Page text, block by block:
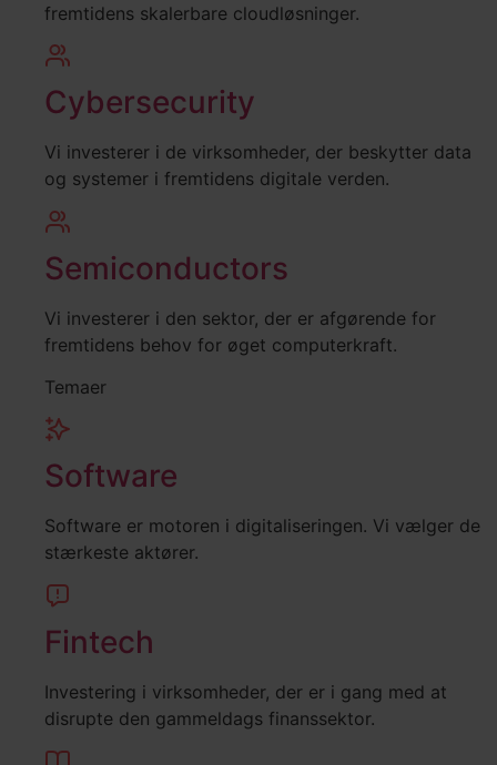
fremtidens skalerbare cloudløsninger.
Cybersecurity
Vi investerer i de virksomheder, der beskytter data
og systemer i fremtidens digitale verden.
Semiconductors
Vi investerer i den sektor, der er afgørende for
fremtidens behov for øget computerkraft.
Temaer
Software
Software er motoren i digitaliseringen. Vi vælger de
stærkeste aktører.
Fintech
Investering i virksomheder, der er i gang med at
disrupte den gammeldags finanssektor.